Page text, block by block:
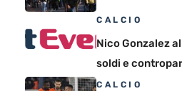
CALCIO
Nico Gonzalez
soldi e
CALCIO